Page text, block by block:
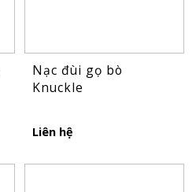
Nạc đùi gọ bò
Knuckle
Liên hệ